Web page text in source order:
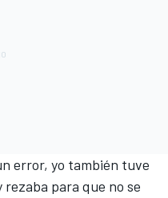
error, yo también tuve
para que no se